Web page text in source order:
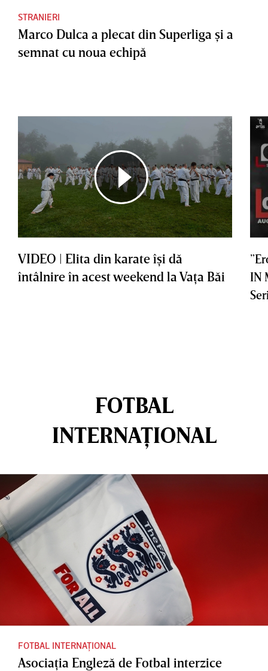
STRANIERI
Marco Dulca a plecat din Superliga şi a
semnat cu noua echipă
VIDEO | Elita din karate îşi dă
întâlnire în acest weekend la Vaţa Băi
IN
FOTBAL
INTERNAȚIONAL
FOTBAL INTERNAȚIONAL
Asociaţia Engleză de Fotbal interzice